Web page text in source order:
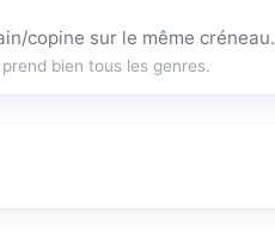
/
copine sur le même créneau.
bien tous les genres.